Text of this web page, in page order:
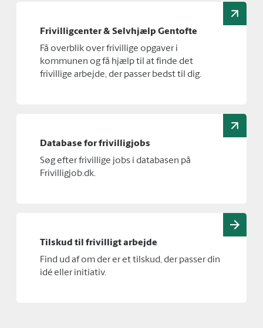
Frivilligcenter & Selvhjælp Gentofte
Få overblik over frivillige opgaver i
kommunen og få hjælp til at finde det
frivillige arbejde, der passer bedst til dig.
Database for frivilligjobs
Søg efter frivillige jobs i databasen på
Frivilligjob.dk.
Tilskud til frivilligt arbejde
Find ud af om der er et tilskud, der passer din
idé eller initiativ.